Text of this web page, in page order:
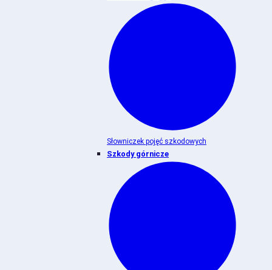
Słowniczek pojęć szkodowych
Szkody górnicze